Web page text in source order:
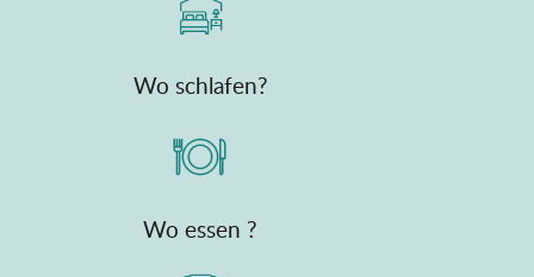
Wo schlafen?
Wo essen ?